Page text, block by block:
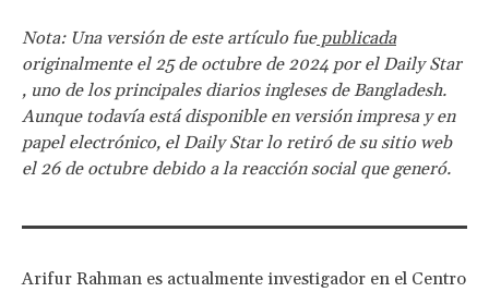
Nota: Una versión de este artículo fuepublicada
originalmente el 25 de octubre de 2024 por el Daily Star
, uno de los principales diarios ingleses de Bangladesh.
Aunque todavía está disponible en versión impresa y en
papel electrónico, el Daily Star lo retiró de su sitio web
el 26 de octubre debido a la reacción social que generó.
Arifur Rahman es actualmente investigador en el Centro